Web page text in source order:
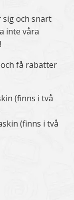
sig och snart
inte våra
få rabatter
(finns i två
(finns i två